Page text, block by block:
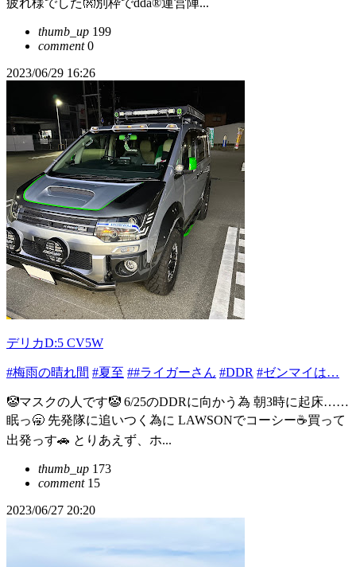
疲れ様でした👐別枠でdda®︎運営陣...
thumb_up 199
comment0
2023/06/29 16:26
デリカD:5 CV5W
#梅雨の晴れ間 #夏至 ##ライガーさん #DDR #ゼンマイは…
🤡マスクの人です🤡 6/25のDDRに向かう為 朝3時に起床……
眠っ🥱 先発隊に追いつく為に LAWSONでコーシー☕️買って
出発っす🚗 とりあえず、ホ...
thumb_up 173
comment15
2023/06/27 20:20